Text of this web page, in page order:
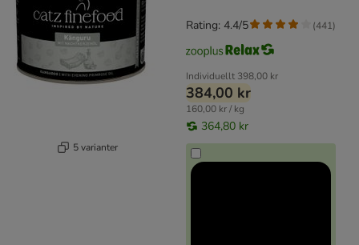
5 varianter
Individuellt 398,00 kr
384,00 kr
160,00 kr / kg
364,80 kr
Rating: 4.4/5 (441)